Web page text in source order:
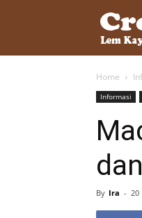
Home
Informasi
By Ira - 20